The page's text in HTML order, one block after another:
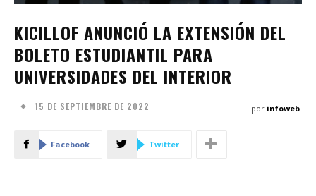
KICILLOF ANUNCIÓ LA EXTENSIÓN DEL
BOLETO ESTUDIANTIL PARA
UNIVERSIDADES DEL INTERIOR
15 DE SEPTIEMBRE DE 2022 por infoweb
Facebook Twitter